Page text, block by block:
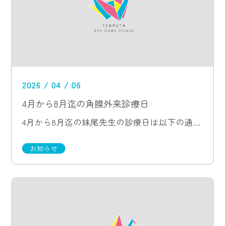
2026 / 04 / 06
4月から8月迄の角膜外来診療日
4月から8月迄の妹尾先生の診療日は以下の通りです。 4月17日（金）午後 5月15日（金）午後 5月22日（金）午後 6月5日（金）午後 6月26日（金）午後 7月10日（金）午後 7月24日（金）午後 8月21日（金） […]
お知らせ